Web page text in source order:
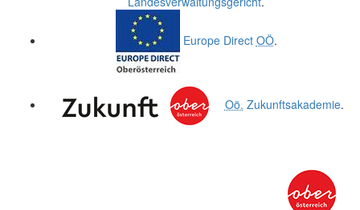
Europe Direct OÖ.
Oö. Zukunftsakademie.